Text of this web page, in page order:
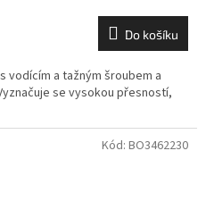
Do košíku
vodícím a tažným šroubem a
se vysokou přesností,
Kód: BO3462230